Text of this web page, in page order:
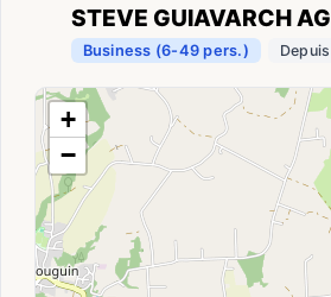
STEVE GUIAVARCH
Business (6-49 pers.)
+
−